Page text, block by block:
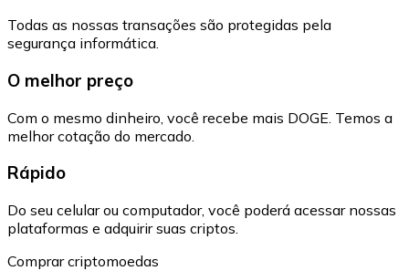
Todas as nossas transações são protegidas pela
segurança informática.
O melhor preço
Com o mesmo dinheiro, você recebe mais DOGE. Temos a
melhor cotação do mercado.
Rápido
Do seu celular ou computador, você poderá acessar nossas
plataformas e adquirir suas criptos.
Comprar criptomoedas